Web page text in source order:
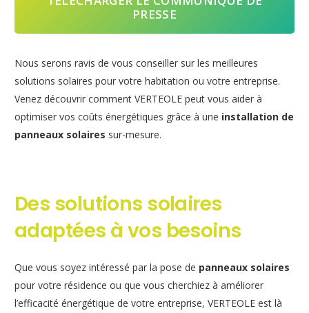
PRESSE
Nous serons ravis de vous conseiller sur les meilleures
solutions solaires pour votre habitation ou votre entreprise.
Venez découvrir comment VERTEOLE peut vous aider à
optimiser vos coûts énergétiques grâce à une installation de
panneaux solaires sur-mesure.
Des solutions solaires
adaptées à vos besoins
Que vous soyez intéressé par la pose de panneaux solaires
pour votre résidence ou que vous cherchiez à améliorer
l’efficacité énergétique de votre entreprise, VERTEOLE est là